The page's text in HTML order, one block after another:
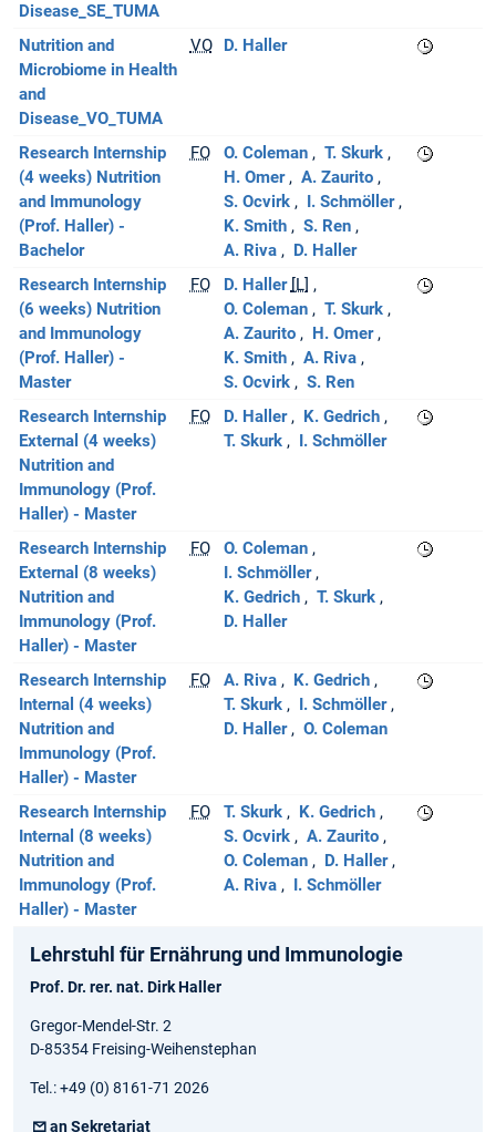
Disease_SE_TUMA
Nutrition and
Microbiome in Health
and
Disease_VO_TUMA
VO D. Haller
Research Internship
(4 weeks) Nutrition
and Immunology
(Prof. Haller) -
Bachelor
FO O. Coleman
T. Skurk
H. Omer
A. Zaurito
S. Ocvirk
I. Schmöller
K. Smith
S. Ren
A. Riva
D. Haller
Research Internship
(6 weeks) Nutrition
and Immunology
(Prof. Haller) -
Master
FO D. Haller [L]
O. Coleman
T. Skurk
A. Zaurito
H. Omer
K. Smith
A. Riva
S. Ocvirk
S. Ren
Research Internship
External (4 weeks)
Nutrition and
Immunology (Prof.
Haller) - Master
FO D. Haller
K. Gedrich
T. Skurk
I. Schmöller
Research Internship
External (8 weeks)
Nutrition and
Immunology (Prof.
Haller) - Master
FO
O. Coleman
I. Schmöller
K. Gedrich
T. Skurk
D. Haller
Research Internship
Internal (4 weeks)
Nutrition and
Immunology (Prof.
Haller) - Master
FO A. Riva
K. Gedrich
T. Skurk
I. Schmöller
D. Haller
O. Coleman
Research Internship
Internal (8 weeks)
Nutrition and
Immunology (Prof.
Haller) - Master
FO T. Skurk
K. Gedrich
S. Ocvirk
A. Zaurito
O. Coleman
D. Haller
A. Riva
I. Schmöller
Lehrstuhl für Ernährung und Immunologie
Prof. Dr. rer. nat. Dirk Haller
Gregor-Mendel-Str. 2
D-85354 Freising-Weihenstephan
Tel.: +49 (0) 8161-71 2026
an Sekretariat